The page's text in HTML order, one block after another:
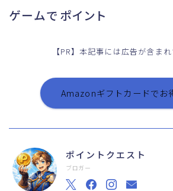
ポイ活
お問い合わせ
プライバシーポリシー
ゲームでポイント
【PR】本記事には広告が含まれ
Amazonギフトカードでお
ポイントクエスト
ブロガー